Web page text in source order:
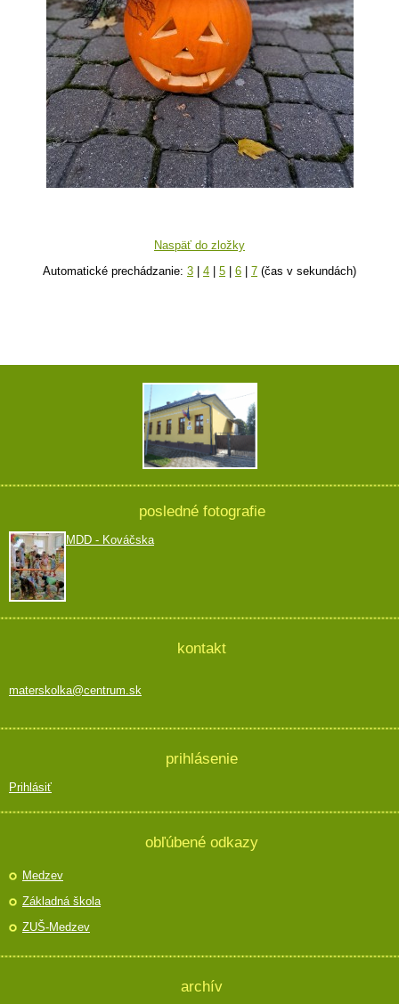
Naspäť do zložky
Automatické prechádzanie: 3 4 5 6 7 (čas v sekundách)
posledné fotografie
MDD - Kováčska
kontakt
materskolka@centrum.sk
prihlásenie
Prihlásiť
obľúbené odkazy
Medzev
Základná škola
ZUŠ-Medzev
archív